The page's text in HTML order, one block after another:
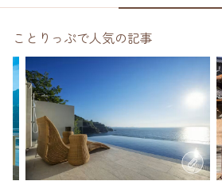
ことりっぷで人気の記事